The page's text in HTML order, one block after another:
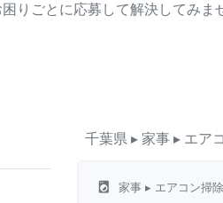
りごとに応募して解決してみま
千葉県 ▸ 家事 ▸ エア
local_laundry_service 家事 ▸ エアコン掃除